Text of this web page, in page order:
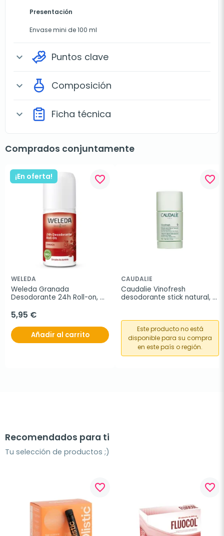
Presentación
Envase mini de 100 ml
expand_more Puntos clave
expand_more Composición
expand_more Ficha técnica
Comprados conjuntamente
¡En oferta! favorite_border
WELEDA
Weleda Granada
Desodorante 24h Roll-on,
5,95 €
Añadir al carrito
favorite_border
CAUDALIE
Caudalie Vinofresh
desodorante stick natural,
Este producto no está
disponible para su compra
en este país o región.
Recomendados para ti
Tu selección de productos ;)
favorite_border favorite_border